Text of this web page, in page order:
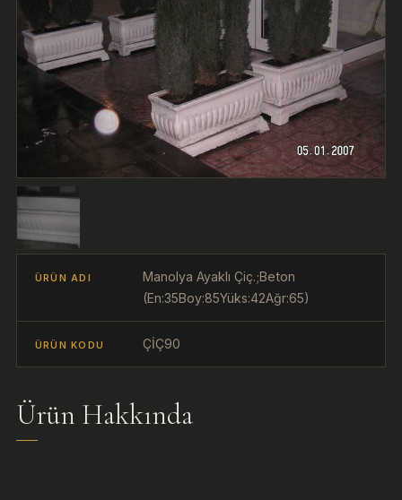
ÜRÜN ADI
Manolya Ayaklı Çiç.;Beton
(En:35Boy:85Yüks:42Ağr:65)
ÜRÜN KODU ÇİÇ90
Ürün Hakkında